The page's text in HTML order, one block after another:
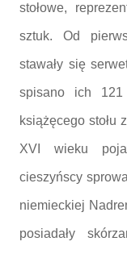
stołowe,
sztuk. Od
stawały się
spisano ich
książęcego stołu
XVI wieku
cieszyńscy
niemieckiej
posiadały